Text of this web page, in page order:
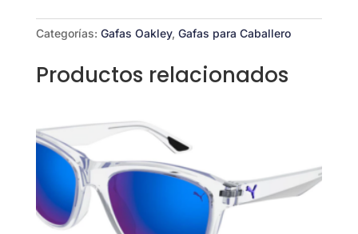
Categorías: Gafas Oakley, Gafas para Caballero
Productos relacionados